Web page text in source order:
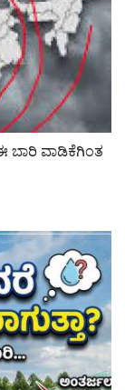
ಬಾರಿ ವಾಡಿಕೆಗಿಂತ